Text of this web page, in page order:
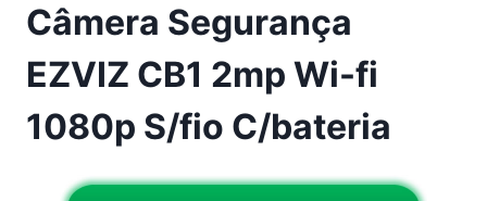
Câmera Segurança
EZVIZ CB1 2mp Wi-fi
1080p S/fio C/bateria